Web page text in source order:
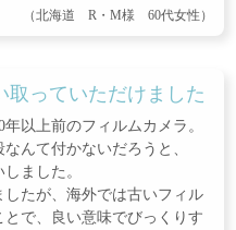
（北海道 R・M様 60代女性）
取っていただけました
以上前のフィルムカメラ。
んて付かないだろうと、
ました。
たが、海外では古いフィル
とで、良い意味でびっくりす